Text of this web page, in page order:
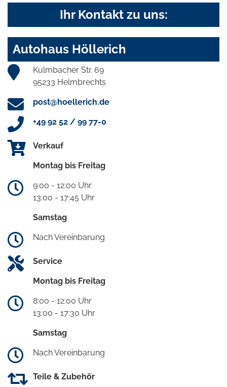
Ihr Kontakt zu uns:
Autohaus Höllerich
Kulmbacher Str. 69
95233 Helmbrechts
post@hoellerich.de
+49 92 52 / 99 77-0
Verkauf
Montag bis Freitag
9:00 - 12:00 Uhr
13:00 - 17:45 Uhr
Samstag
Nach Vereinbarung
Service
Montag bis Freitag
8:00 - 12:00 Uhr
13:00 - 17:30 Uhr
Samstag
Nach Vereinbarung
Teile & Zubehör